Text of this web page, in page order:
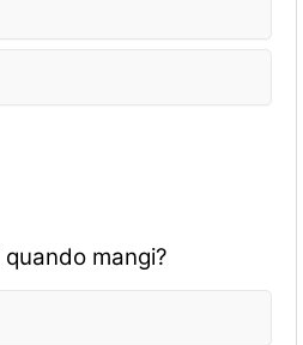
quando mangi?